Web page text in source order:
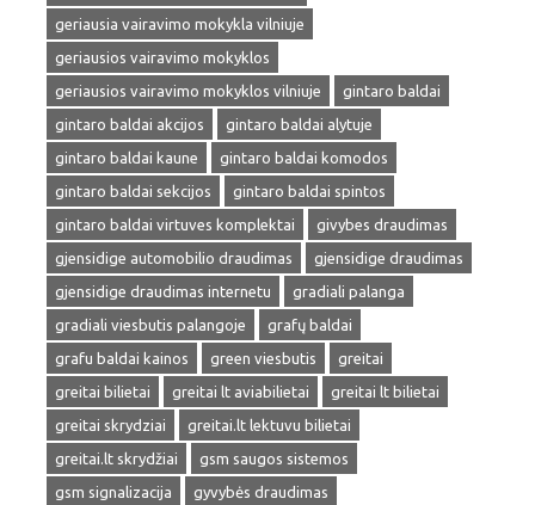
geriausia vairavimo mokykla vilniuje
geriausios vairavimo mokyklos
geriausios vairavimo mokyklos vilniuje
gintaro baldai
gintaro baldai akcijos
gintaro baldai alytuje
gintaro baldai kaune
gintaro baldai komodos
gintaro baldai sekcijos
gintaro baldai spintos
gintaro baldai virtuves komplektai
givybes draudimas
gjensidige automobilio draudimas
gjensidige draudimas
gjensidige draudimas internetu
gradiali palanga
gradiali viesbutis palangoje
grafų baldai
grafu baldai kainos
green viesbutis
greitai
greitai bilietai
greitai lt aviabilietai
greitai lt bilietai
greitai skrydziai
greitai.lt lektuvu bilietai
greitai.lt skrydžiai
gsm saugos sistemos
gsm signalizacija
gyvybės draudimas